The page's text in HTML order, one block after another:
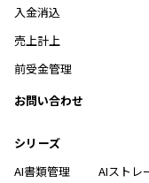
入金消込
売上計上
前受金管理
お問い合わせ
シリーズ
AI書類管理
AIストレ